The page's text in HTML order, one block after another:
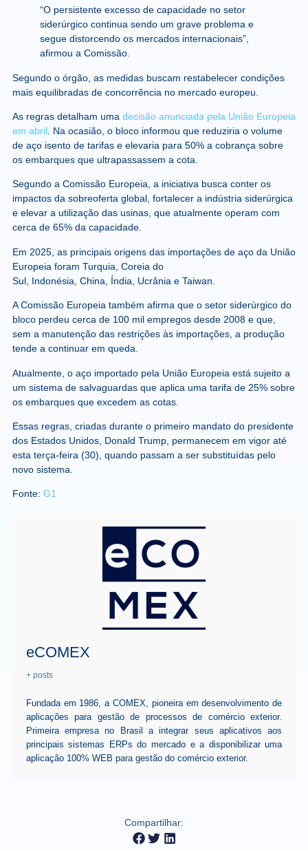
“O persistente excesso de capacidade no setor
siderúrgico continua sendo um grave problema e
segue distorcendo os mercados internacionais”,
afirmou a Comissão.
Segundo o órgão, as medidas buscam restabelecer condições
mais equilibradas de concorrência no mercado europeu.
As regras detalham uma decisão anunciada pela União Europeia
em abril. Na ocasião, o bloco informou que reduziria o volume
de aço isento de tarifas e elevaria para 50% a cobrança sobre
os embarques que ultrapassassem a cota.
Segundo a Comissão Europeia, a iniciativa busca conter os
impactos da sobreoferta global, fortalecer a indústria siderúrgica
e elevar a utilização das usinas, que atualmente operam com
cerca de 65% da capacidade.
Em 2025, as principais origens das importações de aço da União
Europeia foram Turquia Coreia do
Sul, Indonésia China Índia Ucrânia e Taiwan
A Comissão Europeia também afirma que o setor siderúrgico do
bloco perdeu cerca de 100 mil empregos desde 2008 e que,
sem a manutenção das restrições às importações, a produção
tende a continuar em queda.
Atualmente, o aço importado pela União Europeia está sujeito a
um sistema de salvaguardas que aplica uma tarifa de 25% sobre
os embarques que excedem as cotas.
Essas regras, criadas durante o primeiro mandato do presidente
dos Estados Unidos, Donald Trump, permanecem em vigor até
esta terça-feira (30), quando passam a ser substituídas pelo
novo sistema.
Fonte: G1
eCOMEX
+ posts
Fundada em 1986, a COMEX, pioneira em desenvolvimento de
aplicações para gestão de processos de comércio exterior.
Primeira empresa no Brasil a integrar seus aplicativos aos
principais sistemas ERPs do mercado e a disponibilizar uma
aplicação 100% WEB para gestão do comércio exterior.
Compartilhar: